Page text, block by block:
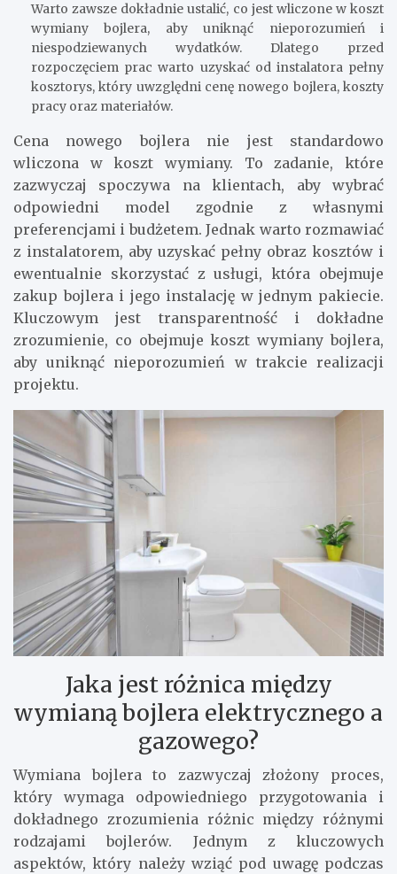
Warto zawsze dokładnie ustalić, co jest wliczone w koszt
wymiany bojlera, aby uniknąć nieporozumień i
niespodziewanych wydatków. Dlatego przed
rozpoczęciem prac warto uzyskać od instalatora pełny
kosztorys, który uwzględni cenę nowego bojlera, koszty
pracy oraz materiałów.
Cena nowego bojlera nie jest standardowo
wliczona w koszt wymiany. To zadanie, które
zazwyczaj spoczywa na klientach, aby wybrać
odpowiedni model zgodnie z własnymi
preferencjami i budżetem. Jednak warto rozmawiać
z instalatorem, aby uzyskać pełny obraz kosztów i
ewentualnie skorzystać z usługi, która obejmuje
zakup bojlera i jego instalację w jednym pakiecie.
Kluczowym jest transparentność i dokładne
zrozumienie, co obejmuje koszt wymiany bojlera,
aby uniknąć nieporozumień w trakcie realizacji
projektu.
Jaka jest różnica między
wymianą bojlera elektrycznego a
gazowego?
Wymiana bojlera to zazwyczaj złożony proces,
który wymaga odpowiedniego przygotowania i
dokładnego zrozumienia różnic między różnymi
rodzajami bojlerów. Jednym z kluczowych
aspektów, który należy wziąć pod uwagę podczas